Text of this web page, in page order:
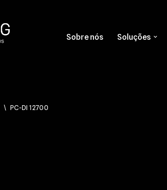
Sobre nós Soluções
\ PC-DI 12700